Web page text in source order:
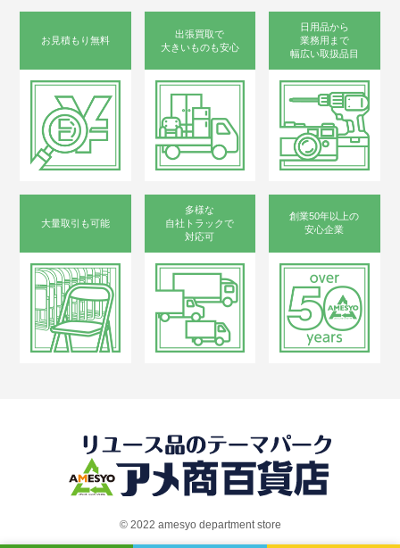
プライバシーポリシー
古物営業法に基づく表示
サイトマップ
お見積もり無料
出張買取で
大きいものも安心
日用品から
業務用まで
幅広い取扱品目
大量取引も可能
多様な
自社トラックで
対応可
創業50年以上の
安心企業
©︎ 2022 amesyo department store